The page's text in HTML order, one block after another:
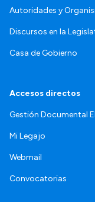
Autoridades y
Discursos en la
Casa de Gobierno
Accesos directos
Gestión Documental
Mi Legajo
Webmail
Convocatorias